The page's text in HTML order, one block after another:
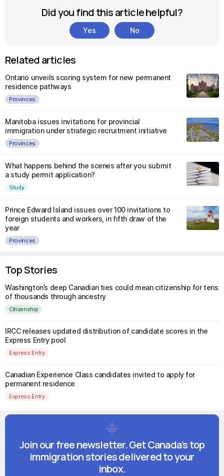
Did you find this article helpful?
Yes No
Related articles
Ontario unveils scoring system for new permanent
residence pathways
Provinces
Manitoba issues invitations for provincial
immigration under strategic recruitment initiative
Provinces
What happens behind the scenes after you submit
a study permit application?
Study
Prince Edward Island issues over 100 invitations to
foreign students and workers, in fifth draw of the
year
Provinces
Top Stories
Washington’s deep Canadian ties could mean citizenship for tens
of thousands through ancestry
Citizenship
IRCC releases updated distribution of candidate scores in the
Express Entry pool
Express Entry
Canadian Experience Class candidates invited to apply for
permanent residence
Express Entry
Join our free newsletter. Get Canada's top
immigration stories delivered to your
inbox.